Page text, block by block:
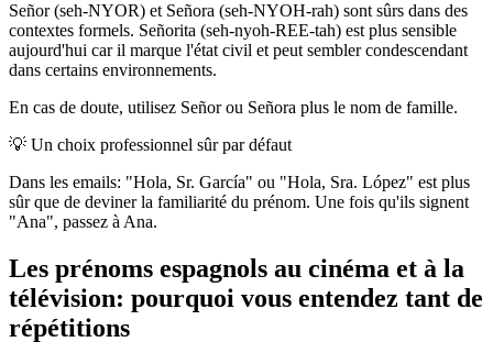
Señor (seh-NYOR) et Señora (seh-NYOH-rah) sont sûrs dans des
contextes formels. Señorita (seh-nyoh-REE-tah) est plus sensible
aujourd'hui car il marque l'état civil et peut sembler condescendant
dans certains environnements.
En cas de doute, utilisez Señor ou Señora plus le nom de famille.
💡 Un choix professionnel sûr par défaut
Dans les emails: "Hola, Sr. García" ou "Hola, Sra. López" est plus
sûr que de deviner la familiarité du prénom. Une fois qu'ils signent
"Ana", passez à Ana.
Les prénoms espagnols au cinéma et à la
télévision: pourquoi vous entendez tant de
répétitions